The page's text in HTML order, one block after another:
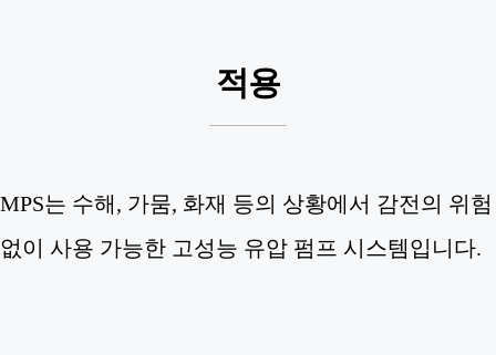
적용
MPS는 수해, 가뭄, 화재 등의 상황에서 감전의 위험
없이 사용 가능한 고성능 유압 펌프 시스템입니다.